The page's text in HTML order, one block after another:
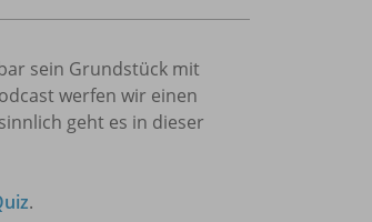
sein Grundstück mit
werfen wir einen
geht es in dieser
.